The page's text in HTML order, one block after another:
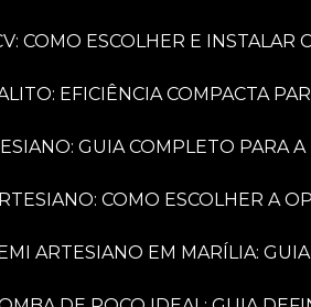
COMO ESCOLHER E INSTALAR
EFICIÊNCIA COMPACTA
GUIA COMPLETO PARA
COMO ESCOLHER A
ARTESIANO EM MARÍLIA: